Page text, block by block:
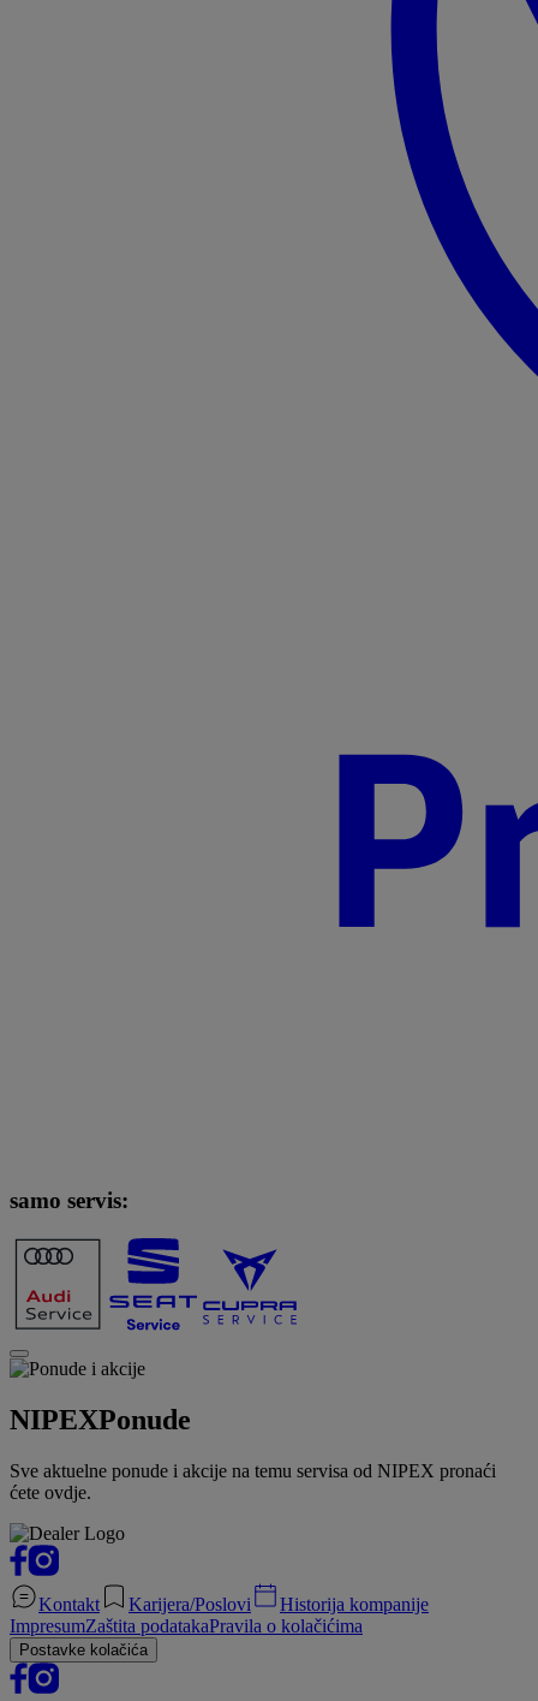
samo servis:
NIPEXPonude
Sve aktuelne ponude i akcije na temu servisa od NIPEX pronaći
ćete ovdje.
Kontakt Karijera/Poslovi
Historija kompanije
ImpresumZaštita podatakaPravila o kolačićima
Postavke kolačića